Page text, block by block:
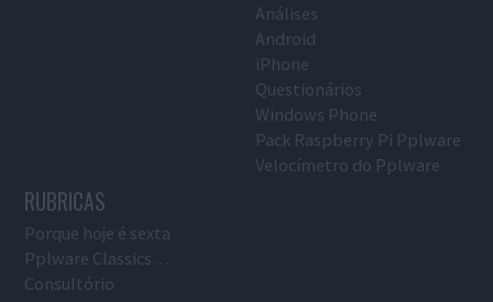
Análises
Android
iPhone
Questionários
Windows Phone
Pack Raspberry Pi Pplware
Velocímetro do Pplware
RUBRICAS
Porque hoje é sexta
Pplware Classics…
Consultório